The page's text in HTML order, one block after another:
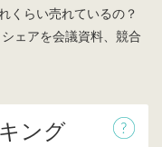
くらい売れているの？
ェアを会議資料、競合
ング